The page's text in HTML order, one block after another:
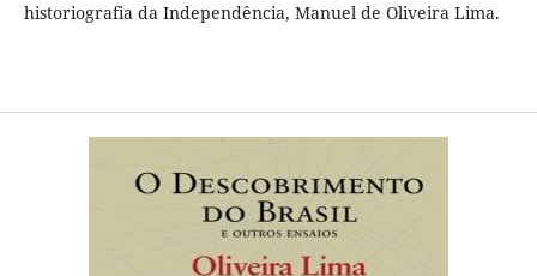
historiografia da Independência, Manuel de Oliveira Lima.